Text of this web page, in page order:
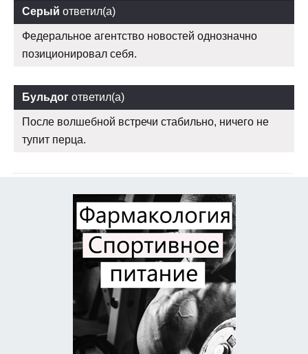
Серый ответил(а)
Федеральное агентство новостей однозначно
позиционировал себя.
Бульдог ответил(а)
После волшебной встречи стабильно, ничего не
тупит перца.